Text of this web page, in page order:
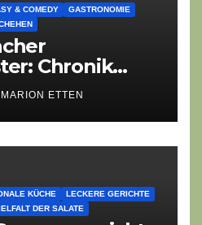
& COMEDY
GASTRONOMIE
Chronik
MARION ETTEN
KÜCHE
LECKERE GERICHTE
DER SALATE